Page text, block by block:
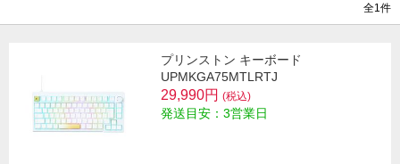
全1件
プリンストン キーボード
UPMKGA75MTLRTJ
29,990円 (税込)
発送目安：3営業日